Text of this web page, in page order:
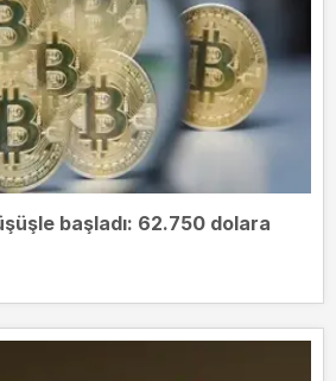
başladı: 62.750 dolara